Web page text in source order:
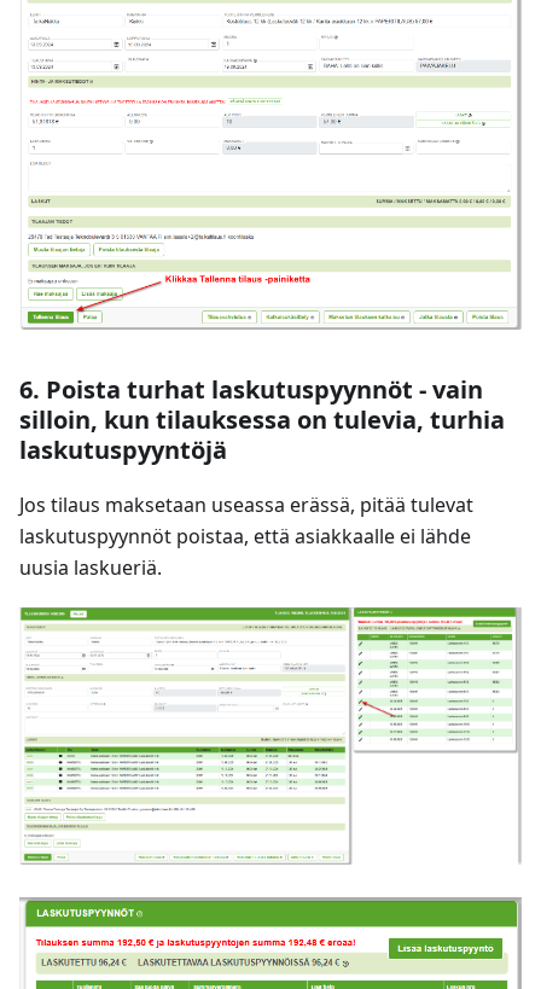
6. Poista turhat laskutuspyynnöt - vain
silloin, kun tilauksessa on tulevia, turhia
laskutuspyyntöjä
Jos tilaus maksetaan useassa erässä, pitää tulevat
laskutuspyynnöt poistaa, että asiakkaalle ei lähde
uusia laskueriä.